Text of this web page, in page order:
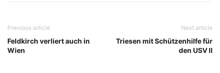
Previous article
Feldkirch verliert auch in
Wien
Next article
Triesen mit Schützenhilfe für
den USV II